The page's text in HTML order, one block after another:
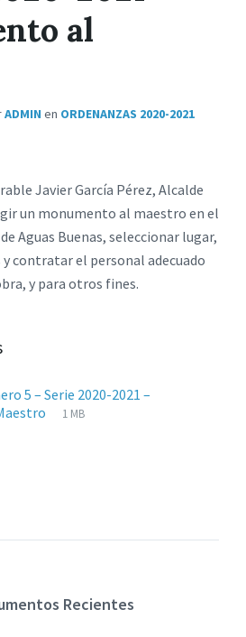
al
ADMIN en ORDENANZAS 2020-2021
Javier García Pérez, Alcalde
un monumento al maestro en el
Aguas Buenas, seleccionar lugar,
contratar el personal adecuado
y para otros fines.
5 – Serie 2020-2021 –
Extensiones
pdf
Tamaño
1 MB
Recientes